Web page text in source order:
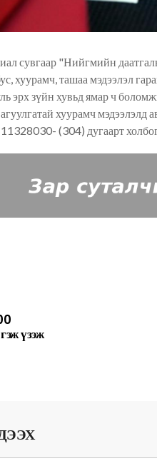
сувгаар "Нийгмийн
хуурамч, ташаа мэдээлэл
эрх зүйн хувьд ямар ч
хуурамч
(304) дугаарт
үзэж